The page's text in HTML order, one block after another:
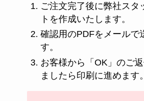
ご注文完了後に弊社スタ
トを作成いたします。
確認用のPDFをメールで
す。
お客様から「OK」のご
ましたら印刷に進めます。